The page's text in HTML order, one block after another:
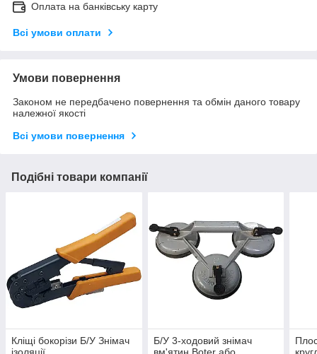
Оплата на банківську карту
Всі умови оплати
Умови повернення
Законом не передбачено повернення та обмін даного товару
належної якості
Всі умови повернення
Подібні товари компанії
Кліщі бокорізи Б/У Знімач
Б/У 3-ходовий знімач